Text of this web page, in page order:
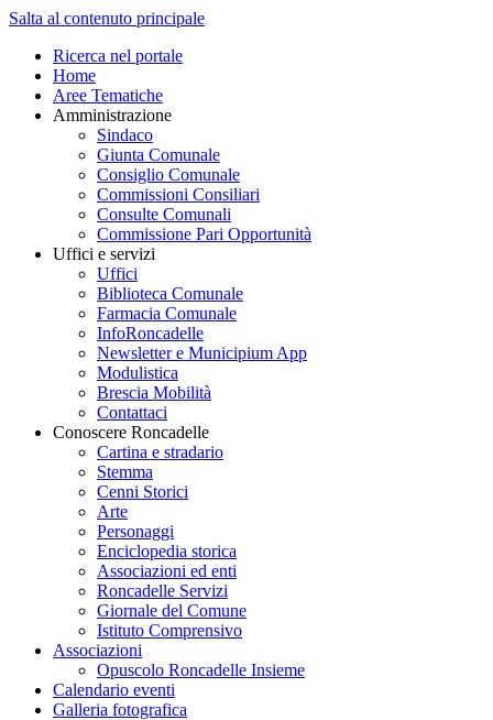
Salta al contenuto principale
Ricerca nel portale
Home
Aree Tematiche
Amministrazione
Sindaco
Giunta Comunale
Consiglio Comunale
Commissioni Consiliari
Consulte Comunali
Commissione Pari Opportunità
Uffici e servizi
Uffici
Biblioteca Comunale
Farmacia Comunale
InfoRoncadelle
Newsletter e Municipium App
Modulistica
Brescia Mobilità
Contattaci
Conoscere Roncadelle
Cartina e stradario
Stemma
Cenni Storici
Arte
Personaggi
Enciclopedia storica
Associazioni ed enti
Roncadelle Servizi
Giornale del Comune
Istituto Comprensivo
Associazioni
Opuscolo Roncadelle Insieme
Calendario eventi
Galleria fotografica